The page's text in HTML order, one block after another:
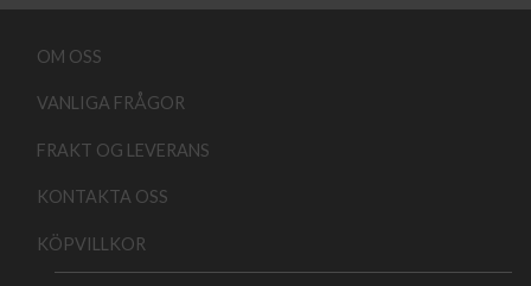
OM OSS
VANLIGA FRÅGOR
FRAKT OG LEVERANS
KONTAKTA OSS
KÖPVILLKOR